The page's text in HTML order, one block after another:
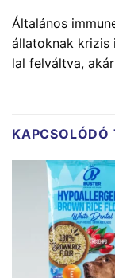
Általános
állatoknak krizis
lal felváltva,
KAPCSOLÓDÓ